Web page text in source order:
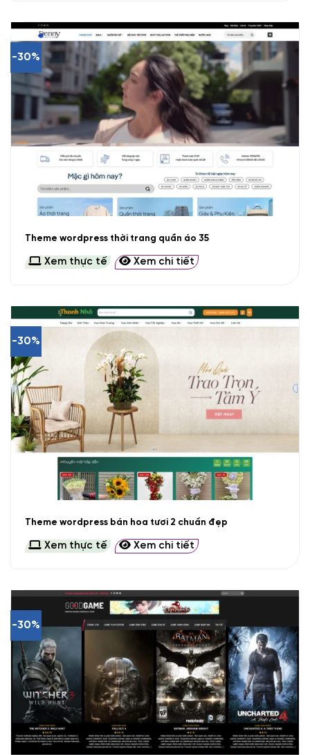
-30%
Theme wordpress thời trang quần áo 35
Xem thực tế Xem chi tiết
-30%
Theme wordpress bán hoa tươi 2 chuẩn đẹp
Xem thực tế Xem chi tiết
-30%